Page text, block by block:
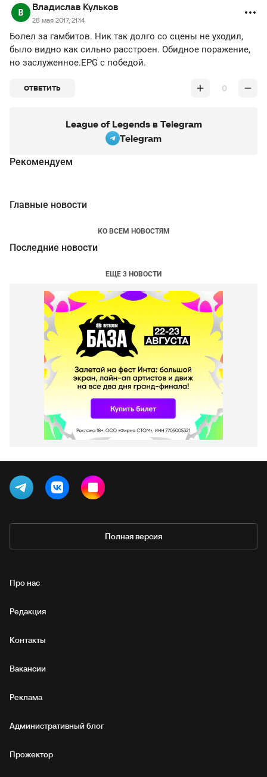
Владислав Кульков
28 мая 2017, 21:14
Болел за гамбитов. Ник так долго со сцены не уходил,
было видно как сильно расстроен. Обидное поражение,
но заслуженное.EPG с победой.
ОТВЕТИТЬ 0
League of Legends в Telegram
Telegram
Рекомендуем
Главные новости
КО ВСЕМ НОВОСТЯМ
Последние новости
ЕЩЕ 3 НОВОСТИ
Полная версия
Про нас
Редакция
Контакты
Вакансии
Реклама
Административный блог
Прожектор